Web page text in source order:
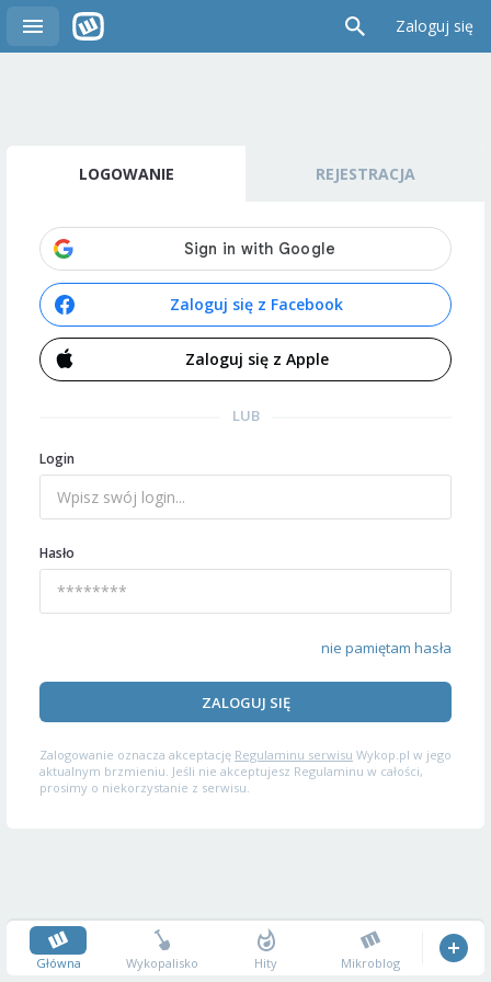
Zaloguj się
LOGOWANIE REJESTRACJA
Zaloguj się z Facebook
Zaloguj się z Apple
LUB
Login
Hasło
nie pamiętam hasła
ZALOGUJ SIĘ
Zalogowanie oznacza akceptację Regulaminu serwisu Wykop.pl w jego
aktualnym brzmieniu. Jeśli nie akceptujesz Regulaminu w całości,
prosimy o niekorzystanie z serwisu.
Główna Wykopalisko Hity Mikroblog